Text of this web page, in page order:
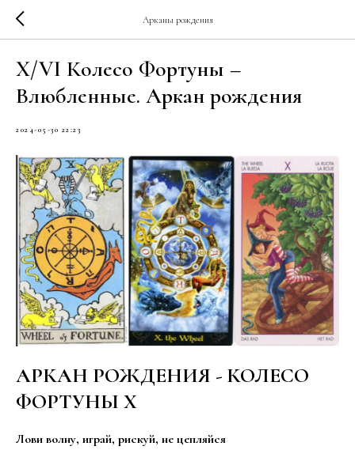
Арканы рождения
X/VI Колесо Фортуны –
Влюбленные. Аркан рождения
2024-05-30 22:23
АРКАН РОЖДЕНИЯ - КОЛЕСО
ФОРТУНЫ Х
Лови волну, играй, рискуй, не цепляйся